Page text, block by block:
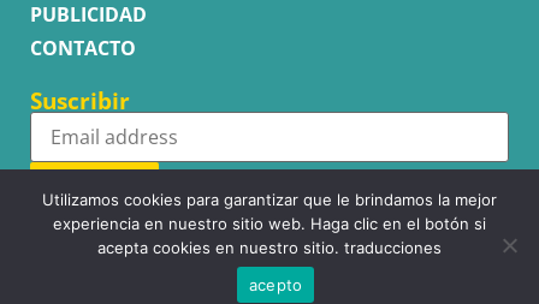
PUBLICIDAD
CONTACTO
Suscribir
Subscribe
Copyright © WhatsupCams 2016 - 2026. All right reserved.
Utilizamos cookies para garantizar que le brindamos la mejor
experiencia en nuestro sitio web. Haga clic en el botón si
acepta cookies en nuestro sitio. traducciones
acepto